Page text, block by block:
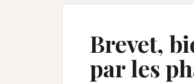
Brevet,
par les